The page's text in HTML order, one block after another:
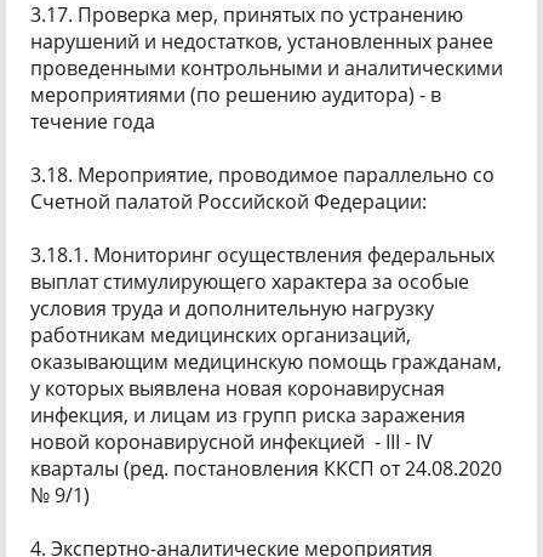
3.17. Проверка мер, принятых по устранению
нарушений и недостатков, установленных ранее
проведенными контрольными и аналитическими
мероприятиями (по решению аудитора) - в
течение года
3.18. Мероприятие, проводимое параллельно со
Счетной палатой Российской Федерации:
3.18.1. Мониторинг осуществления федеральных
выплат стимулирующего характера за особые
условия труда и дополнительную нагрузку
работникам медицинских организаций,
оказывающим медицинскую помощь гражданам,
у которых выявлена новая коронавирусная
инфекция, и лицам из групп риска заражения
новой коронавирусной инфекцией - III - IV
кварталы (ред. постановления ККСП от 24.08.2020
№ 9/1)
4. Экспертно-аналитические мероприятия